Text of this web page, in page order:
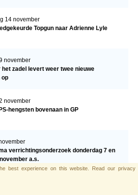
14 november
Topgun naar Adrienne Lyle
november
het zadel levert weer twee nieuwe
op
november
hengsten bovenaan in GP
verrichtingsonderzoek donderdag 7 en
a.s.
best experience on this website. Read our privacy